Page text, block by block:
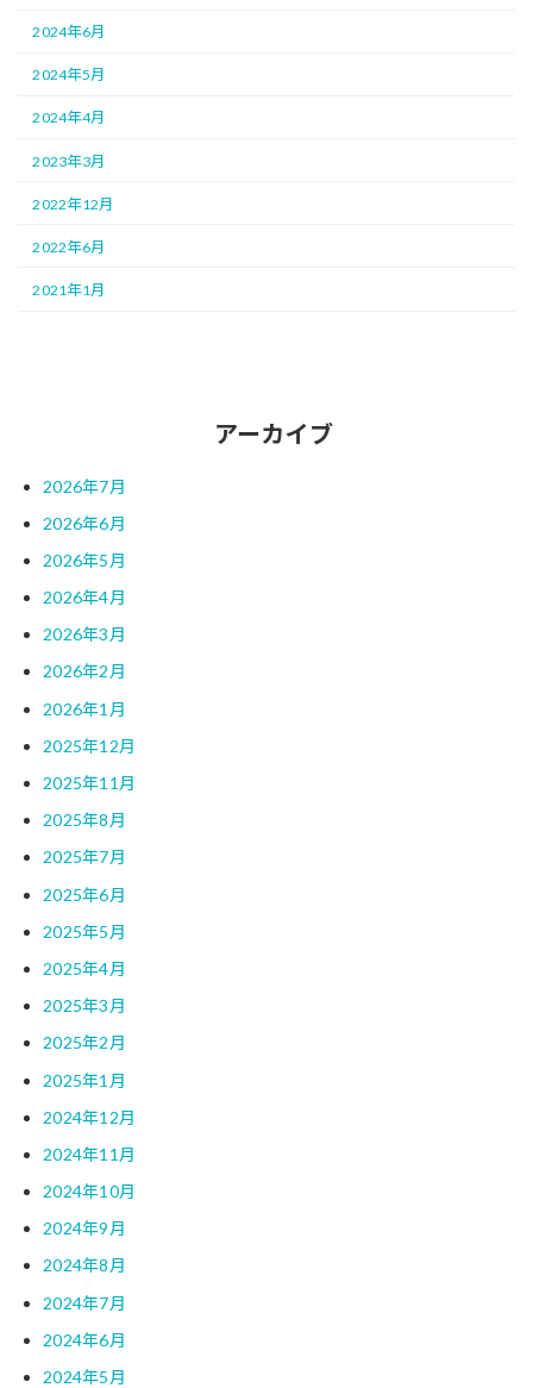
2024年6月
2024年5月
2024年4月
2023年3月
2022年12月
2022年6月
2021年1月
アーカイブ
2026年7月
2026年6月
2026年5月
2026年4月
2026年3月
2026年2月
2026年1月
2025年12月
2025年11月
2025年8月
2025年7月
2025年6月
2025年5月
2025年4月
2025年3月
2025年2月
2025年1月
2024年12月
2024年11月
2024年10月
2024年9月
2024年8月
2024年7月
2024年6月
2024年5月